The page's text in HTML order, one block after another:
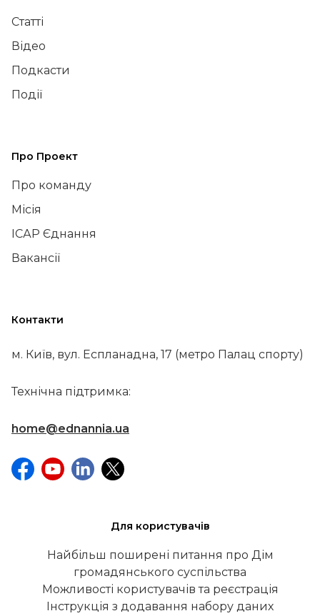
Статті
Відео
Подкасти
Події
Про Проект
Про команду
Місія
ІСАР Єднання
Вакансії
Контакти
м. Київ, вул. Еспланадна, 17 (метро Палац спорту)
Технічна підтримка:
home@ednannia.ua
Для користувачів
Найбільш поширені питання про Дім
громадянського суспільства
Можливості користувачів та реєстрація
Інструкція з додавання набору даних